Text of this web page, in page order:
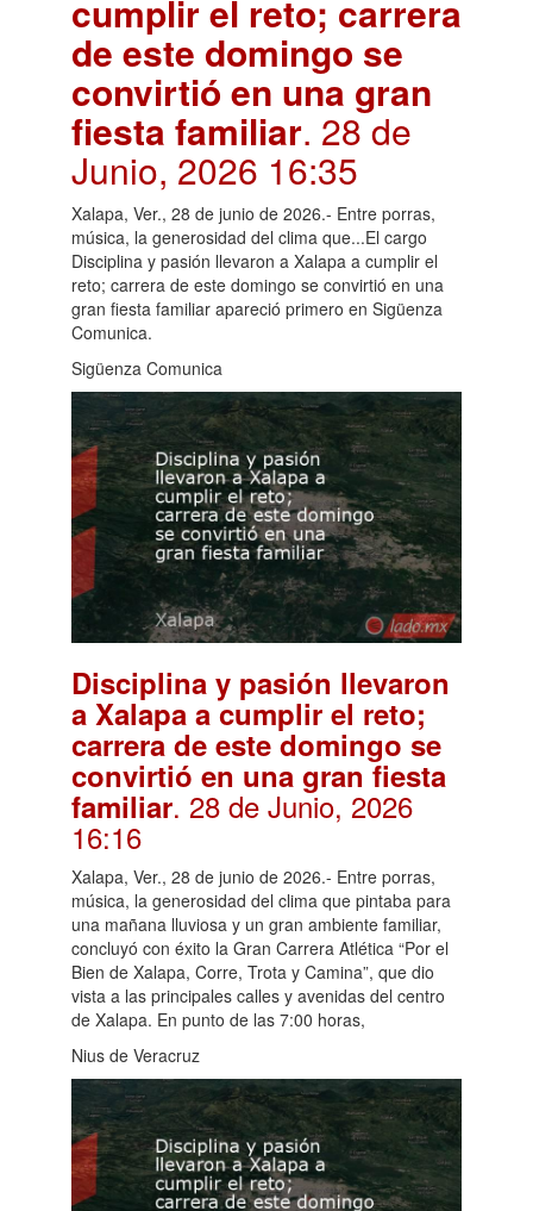
cumplir el reto; carrera
de este domingo se
convirtió en una gran
fiesta familiar. 28 de
Junio, 2026 16:35
Xalapa, Ver., 28 de junio de 2026.- Entre porras,
música, la generosidad del clima que...El cargo
Disciplina y pasión llevaron a Xalapa a cumplir el
reto; carrera de este domingo se convirtió en una
gran fiesta familiar apareció primero en Sigüenza
Comunica.
Sigüenza Comunica
Disciplina y pasión llevaron
a Xalapa a cumplir el reto;
carrera de este domingo se
convirtió en una gran fiesta
familiar. 28 de Junio, 2026
16:16
Xalapa, Ver., 28 de junio de 2026.- Entre porras,
música, la generosidad del clima que pintaba para
una mañana lluviosa y un gran ambiente familiar,
concluyó con éxito la Gran Carrera Atlética “Por el
Bien de Xalapa, Corre, Trota y Camina”, que dio
vista a las principales calles y avenidas del centro
de Xalapa. En punto de las 7:00 horas,
Nius de Veracruz